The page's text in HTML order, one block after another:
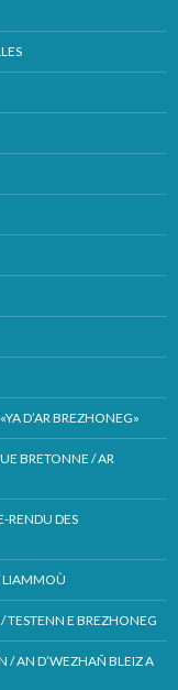
D’AR BREZHONEG»
BRETONNE / AR
RENDU DES
LIAMMOÙ
TESTENN E BREZHONEG
/ AN D’WEZHAÑ BLEIZ A